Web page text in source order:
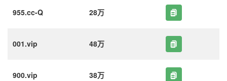
955.cc-Q 28万
001.vip 48万
900.vip 38万